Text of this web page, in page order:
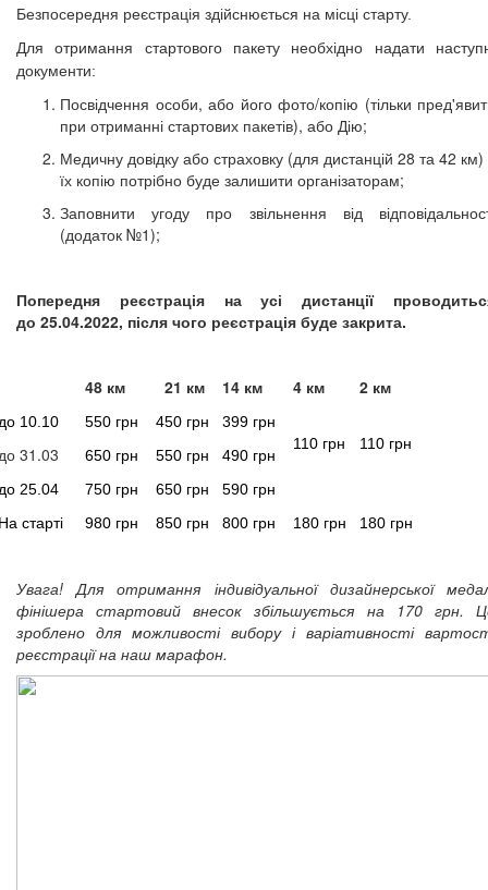
Безпосередня реєстрація здійснюється на місці старту.
Для отримання стартового пакету необхідно надати
документи:
Посвідчення особи, або його фото/копію (тільки
при отриманні стартових пакетів), або Дію;
Медичну довідку або страховку (для дистанцій 28 та 42 км)
їх копію потрібно буде залишити організаторам;
Заповнити угоду про звільнення від
(додаток №1);
Попередня реєстрація на усі дистанції
до 25.04.2022, після чого реєстрація буде закрита.
48 км 21 км 14 км 4 км 2 км
10.10 550 грн 450 грн
399 грн
110 грн
110 грн
31.03 650 грн 550 грн
490 грн
25.04
750 грн 650 грн
590 грн
старті
980 грн 850 грн 800 грн 180 грн 180 грн
Увага! Для отримання індивідуальної дизайнерської
фінішера стартовий внесок збільшується на 170 грн.
зроблено для можливості вибору і варіативності
реєстрації на наш марафон.